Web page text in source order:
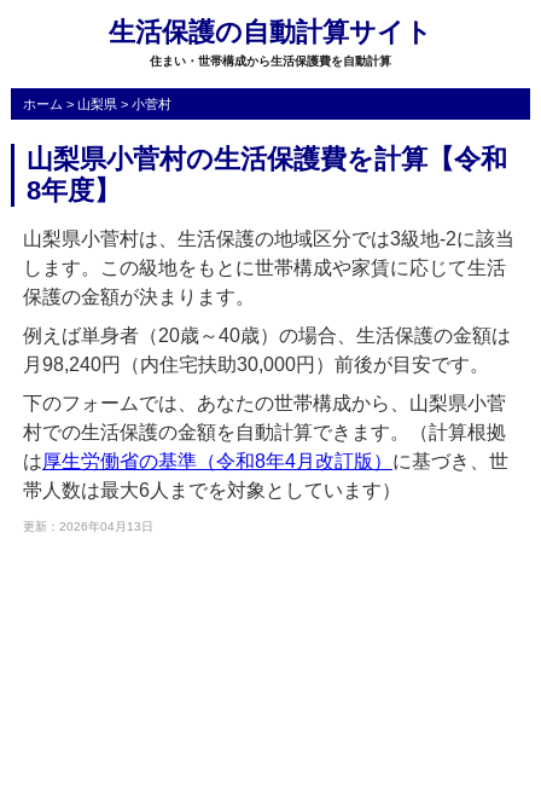
生活保護の自動計算サイト
住まい・世帯構成から生活保護費を自動計算
ホーム > 山梨県> 小菅村
山梨県小菅村の生活保護費を計算【令和
8年度】
山梨県小菅村は、生活保護の地域区分では3級地-2に該当
します。この級地をもとに世帯構成や家賃に応じて生活
保護の金額が決まります。
例えば単身者（20歳～40歳）の場合、生活保護の金額は
月98,240円（内住宅扶助30,000円）前後が目安です。
下のフォームでは、あなたの世帯構成から、山梨県小菅
村での生活保護の金額を自動計算できます。（計算根拠
は厚生労働省の基準（令和8年4月改訂版） に基づき、世
帯人数は最大6人までを対象としています）
更新：2026年04月13日